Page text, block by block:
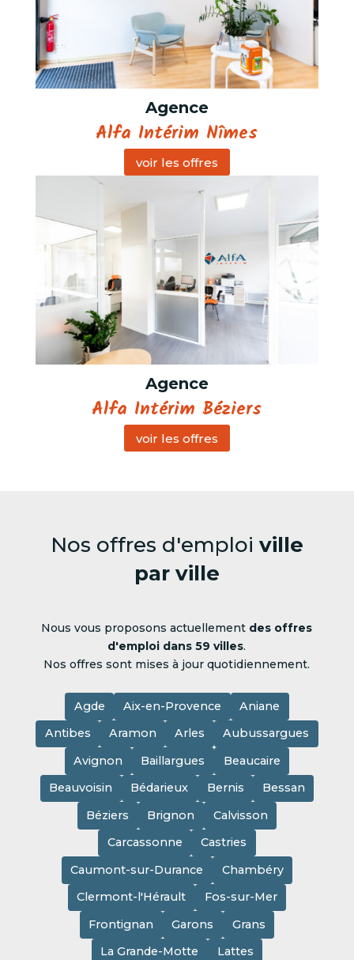
Agence
Alfa Intérim Nîmes
voir les offres
Agence
Alfa Intérim Béziers
voir les offres
Nos offres d'emploi ville
par ville
Nous vous proposons actuellement des offres
d'emploi dans 59 villes.
Nos offres sont mises à jour quotidiennement.
Agde Aix-en-Provence
Aniane
Antibes
Aramon Arles
Aubussargues
Avignon
Baillargues
Beaucaire
Beauvoisin
Bédarieux Bernis
Bessan
Béziers
Brignon
Calvisson
Carcassonne
Castries
Caumont-sur-Durance
Chambéry
Clermont-l'Hérault
Fos-sur-Mer
Frontignan
Garons
Grans
La Grande-Motte
Lattes